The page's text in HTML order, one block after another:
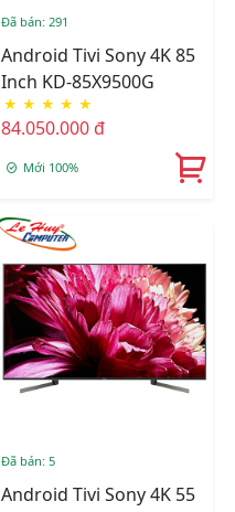
Đã bán: 291
Android Tivi Sony 4K 85
Inch KD-85X9500G
★ ★ ★ ★ ★
84.050.000 đ
Mới 100%
Đã bán: 5
Android Tivi Sony 4K 55